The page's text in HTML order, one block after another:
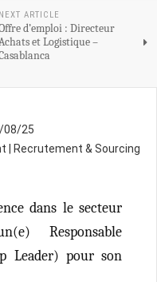
NEXT ARTICLE
d’emploi : Directeur
et Logistique –
08/25
| Recrutement & Sourcing
dans le secteur
Responsable
Leader) pour son